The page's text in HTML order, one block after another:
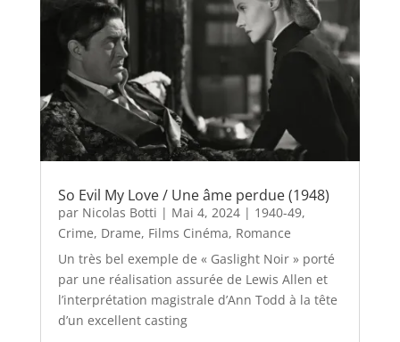
So Evil My Love / Une âme perdue (1948)
par Nicolas Botti | Mai 4, 2024| 1940-49,
Crime, Drame, Films Cinéma, Romance
Un très bel exemple de « Gaslight Noir » porté
par une réalisation assurée de Lewis Allen et
l’interprétation magistrale d’Ann Todd à la tête
d’un excellent casting